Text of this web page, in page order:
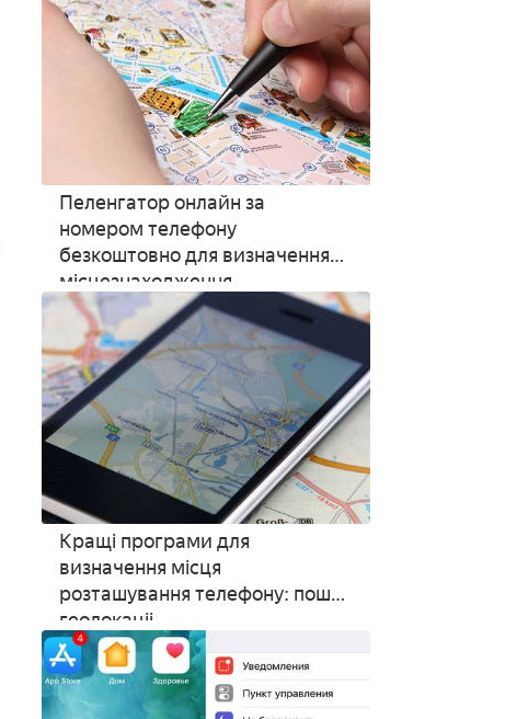
Пеленгатор онлайн за
номером телефону
безкоштовно для визначення
місцезнаходження
Кращі програми для
визначення місця
розташування телефону: пошук
геолокаціі